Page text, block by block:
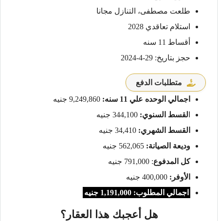
طلعت مصطفى، التنازل مجانا
استلام تعاقدي 2028
أقساط 11 سنه
حجز بتاريخ: 29-4-2024
متطلبات الدفع
اجمالي الوحده علي 11 سنه:
لقسط السنوي:
القسط الشهري:
وديعة الصيانة:
كل المدفوع: 791,000 جنيه
الأوفر:
اجمالي المطلوب: 1,191,000 جنيه
هل أعجبك هذا العقار؟